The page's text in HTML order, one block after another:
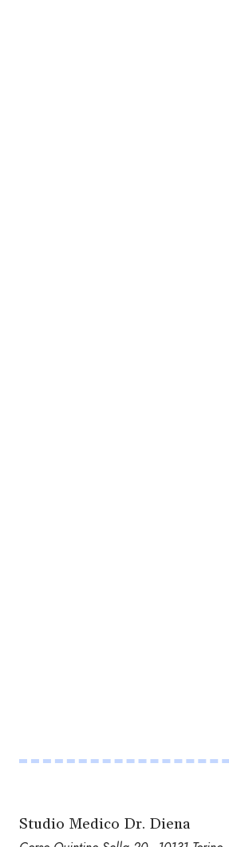
Studio Medico Dr. Diena